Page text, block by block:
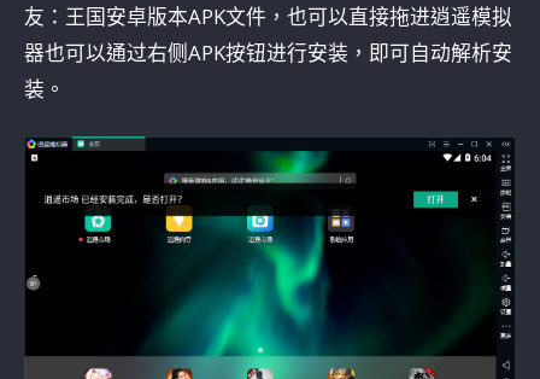
友：王国安卓版本APK文件，也可以直接拖进逍遥模拟
器也可以通过右侧APK按钮进行安装，即可自动解析安
装。